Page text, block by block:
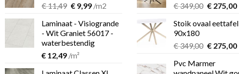
€11,49 Oorspronkelijke
was:
€ 11,49.
€9,99Huidige
is:
€ 9,99.
/m2
Laminaat - Visiogrande
- Wit Graniet 56017 -
waterbestendig
€ 12,49 /m²
€349,00
was:
€275,00
is:
Stoik ovaal eettafel
90x180
€349,00
was:
€275,00
Pvc Marmer